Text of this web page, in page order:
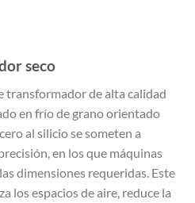
seco
transformador de alta calidad
en frío de grano orientado
al silicio se someten a
en los que máquinas
dimensiones requeridas. Este
los espacios de aire, reduce la